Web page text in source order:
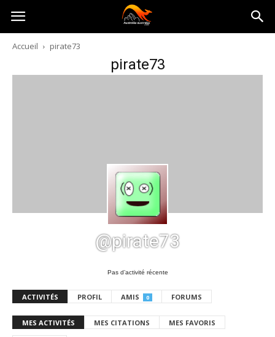
Australia-
australie.com
Accueil pirate73
pirate73
@pirate73
Pas d’activité récente
ACTIVITÉS PROFIL AMIS 0 FORUMS
MES ACTIVITÉS MES CITATIONS MES FAVORIS